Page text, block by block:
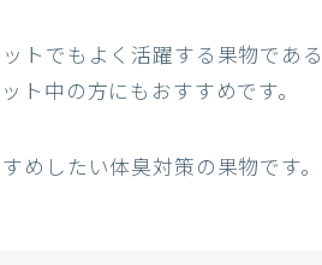
トでもよく活躍する果物である
ト中の方にもおすすめです。
めしたい体臭対策の果物です。